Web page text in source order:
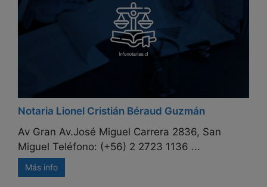
Notaria Lionel Cristián Béraud Guzmán
Av Gran Av.José Miguel Carrera 2836, San
Miguel Teléfono: (+56) 2 2723 1136 ...
Más info